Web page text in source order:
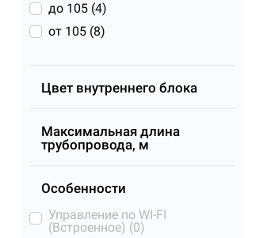
до 105 (4)
от 105 (8)
Цвет внутреннего блока
Максимальная длина
трубопровода, м
Особенности
Управление по WI-FI
(Встроенное) (0)